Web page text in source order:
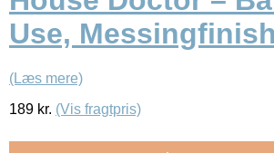
Use, Messingfinish
(Læs mere)
189 kr. (Vis fragtpris)